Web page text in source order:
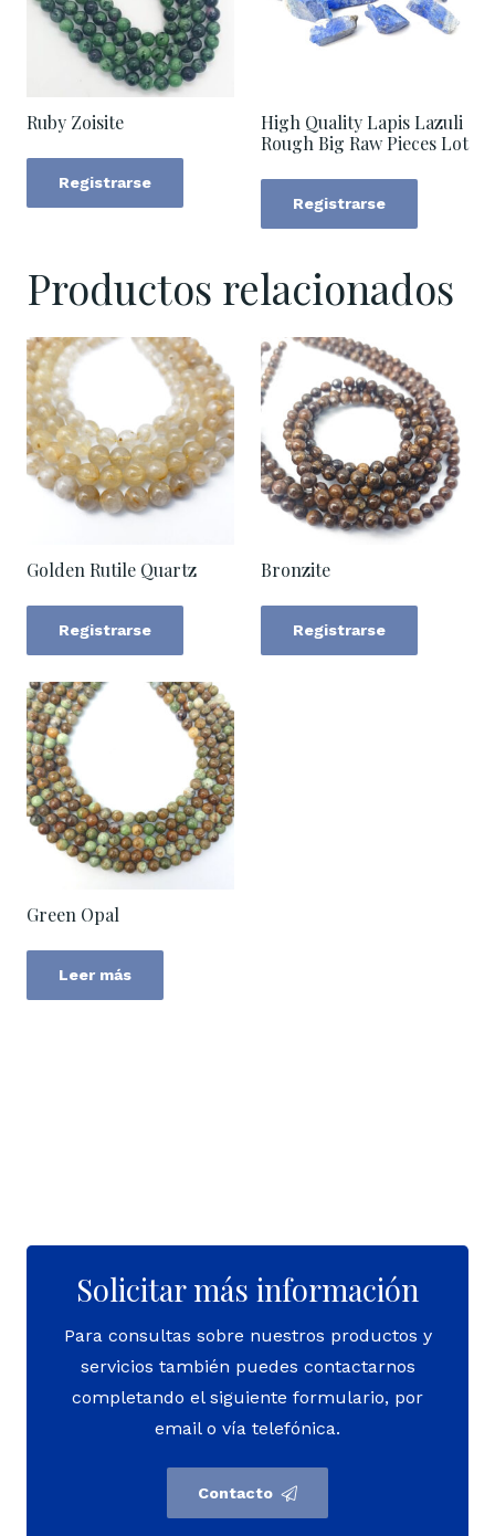
Ruby Zoisite
Registrarse
High Quality Lapis Lazuli
Rough Big Raw Pieces Lot
Registrarse
Productos relacionados
Golden Rutile Quartz
Registrarse
Bronzite
Registrarse
Green Opal
Leer más
Solicitar más información
Para consultas sobre nuestros productos y
servicios también puedes contactarnos
completando el siguiente formulario, por
email o vía telefónica.
Contacto